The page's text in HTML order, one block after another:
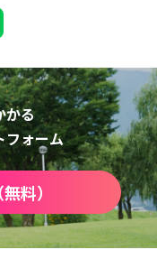
かる
フォーム
料）